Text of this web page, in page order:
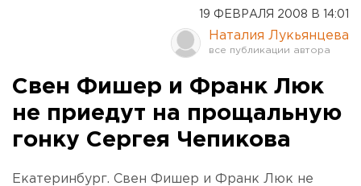
19 ФЕВРАЛЯ 2008 В 14:01
Наталия Лукьянцева
Свен Фишер и Франк Люк
не приедут на прощальную
гонку Сергея Чепикова
Екатеринбург. Свен Фишер и Франк Люк не